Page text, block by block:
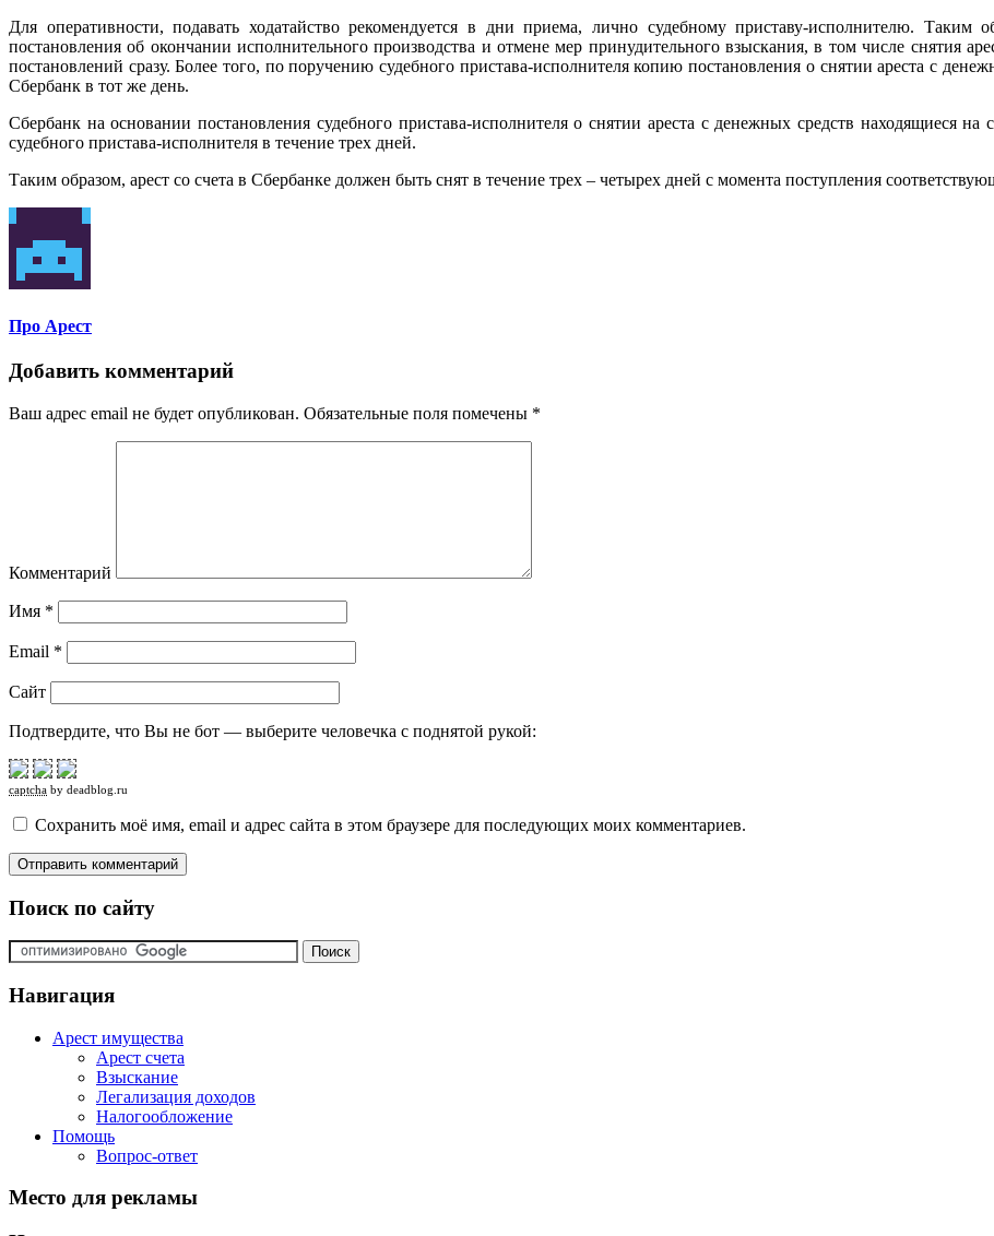
Для оперативности, подавать ходатайство рекомендуется в дни приема, лично судебному приставу-исполнителю. Таким
постановления об окончании исполнительного производства и отмене мер принудительного взыскания, в том числе снятия
постановлений сразу. Более того, по поручению судебного пристава-исполнителя копию постановления о снятии ареста с
Сбербанк в тот же день.
Сбербанк на основании постановления судебного пристава-исполнителя о снятии ареста с денежных средств находящиеся
судебного пристава-исполнителя в течение трех дней.
Таким образом, арест со счета в Сбербанке должен быть снят в течение трех – четырех дней с момента поступления
Про Арест
Добавить комментарий
Ваш адрес email не будет опубликован. Обязательные поля помечены *
Комментарий
Имя *
Email *
Сайт
Подтвердите, что Вы не бот — выберите человечка с поднятой рукой:
captcha by deadblog.ru
Сохранить моё имя, email и адрес сайта в этом браузере для последующих моих комментариев.
Поиск по сайту
Навигация
Арест имущества
Арест счета
Взыскание
Легализация доходов
Налогообложение
Помощь
Вопрос-ответ
Место для рекламы